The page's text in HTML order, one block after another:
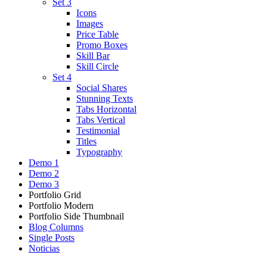
Set 3
Icons
Images
Price Table
Promo Boxes
Skill Bar
Skill Circle
Set 4
Social Shares
Stunning Texts
Tabs Horizontal
Tabs Vertical
Testimonial
Titles
Typography
Demo 1
Demo 2
Demo 3
Portfolio Grid
Portfolio Modern
Portfolio Side Thumbnail
Blog Columns
Single Posts
Noticias